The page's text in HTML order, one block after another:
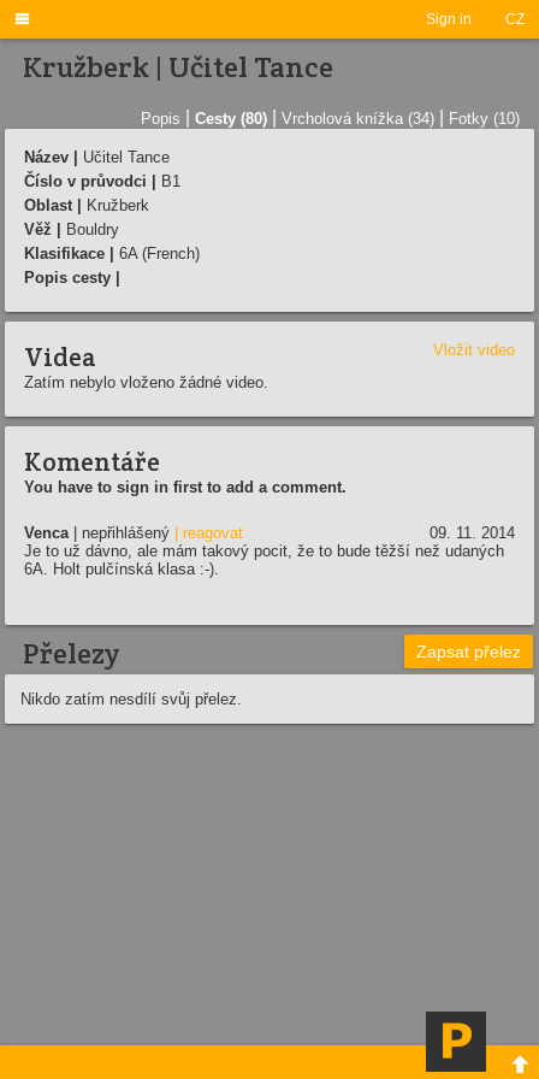
Sign in CZ

Kružberk | Učitel Tance
Popis Cesty (80) Vrcholová knížka (34) Fotky (10)
Název |
Učitel Tance
Číslo v průvodci |
B1
Oblast |
Kružberk
Věž |
Bouldry
Klasifikace |
6A (French)
Popis cesty |
Videa
Vložit video
Zatím nebylo vloženo žádné video.
Komentáře
You have to sign in first to add a comment.
Venca | nepřihlášený | reagovat
09. 11. 2014
Je to už dávno, ale mám takový pocit, že to bude těžší než udaných
6A. Holt pulčínská klasa :-).
Přelezy Zapsat přelez
Nikdo zatím nesdílí svůj přelez.
